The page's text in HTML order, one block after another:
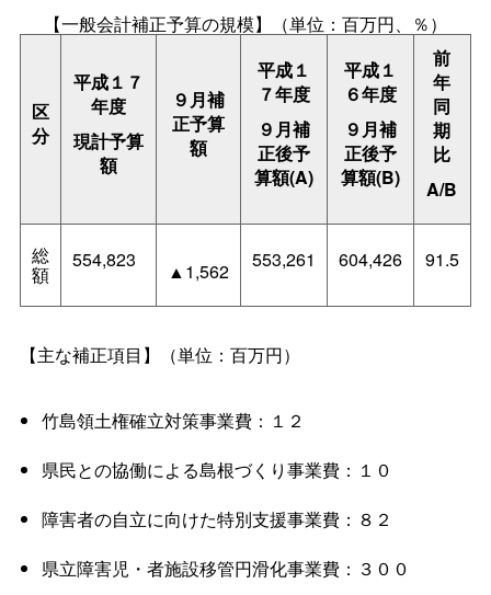
区
分
平成１７
年度
現計予算
額
９月補
正予算
額
平成１
７年度
９月補
正後予
算額(A)
平成１
６年度
９月補
正後予
算額(B)
前
年
同
期
比
A/B
【一般会計補正予算の規模】（単位：百万円、％）
総
額
554,823 ▲1,562 553,261 604,426 91.5
【主な補正項目】（単位：百万円）
竹島領土権確立対策事業費：１２
県民との協働による島根づくり事業費：１０
障害者の自立に向けた特別支援事業費：８２
県立障害児・者施設移管円滑化事業費：３００